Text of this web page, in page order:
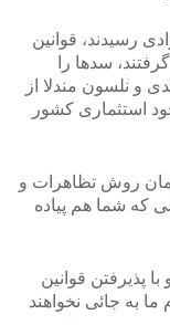
رسیدند، قوانین
سدها را
و نلسون مندلا از
استثماری کشور
روش تظاهرات و
که شما هم پیاده
پذیرفتن قوانین
ما به جائی نخواهند